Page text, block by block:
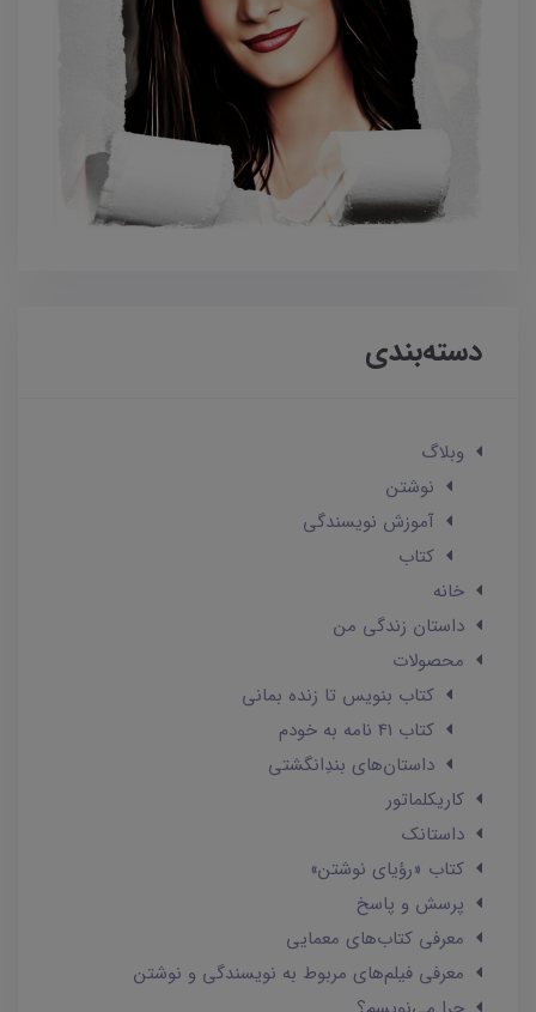
دسته‌بندی
وبلاگ
نوشتن
آموزش نویسندگی
کتاب
خانه
داستان زندگی من
محصولات
کتاب بنویس تا زنده بمانی
کتاب 41 نامه به خودم
داستان‌های بندِانگشتی
کاریکلماتور
داستانک‌
کتاب «رؤیای نوشتن»
پرسش و پاسخ
معرفی کتاب‌های معمایی
معرفی فیلم‌های مربوط به نویسندگی و نوشتن